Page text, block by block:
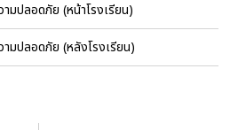
มปลอดภัย (หน้าโรงเรียน)
มปลอดภัย (หลังโรงเรียน)